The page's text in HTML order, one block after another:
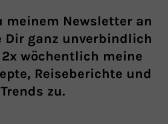
meinem Newsletter an
Dir ganz unverbindlich
2x wöchentlich meine
Reiseberichte und
Trends zu.